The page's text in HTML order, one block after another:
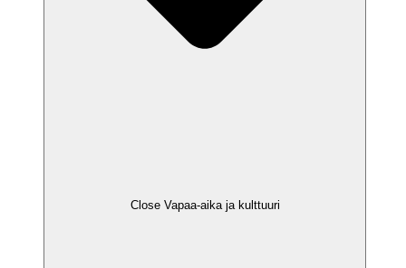
Close Vapaa-aika ja kulttuuri